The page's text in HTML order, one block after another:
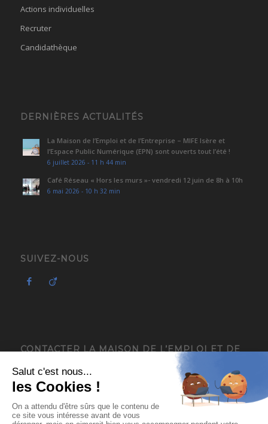
Actions individuelles
Recruter
Candidathèque
DERNIÈRES ACTUALITÉS
La Maison de l’Emploi et de l’Entreprise – MIFE Isère et
l’Espace Public Numérique (EPN) sont ouverts tout l’été !
6 juillet 2026 - 11 h 44 min
Café Réseau « Hors les murs »- vendredi 12 juin de 8h à 10h
6 mai 2026 - 10 h 32 min
SUIVEZ-NOUS
CONTACTER LA MAISON DE L’EMPLOI ET DE
4, avenue du Général de Gaulle
38120 Saint-Égrève
04 76 13 18 05